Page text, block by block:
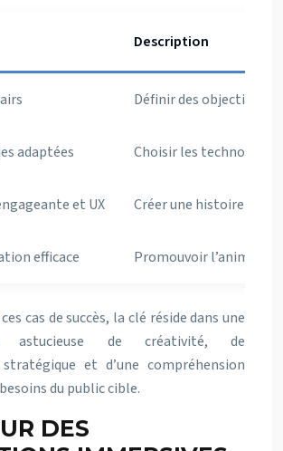
Description
Définir des objectifs
adaptées Choisir les
et UX Créer une histoire
efficace Promouvoir
cas de succès, la clé réside dans une
astucieuse de créativité, de
et d’une compréhension
du public cible.
DES